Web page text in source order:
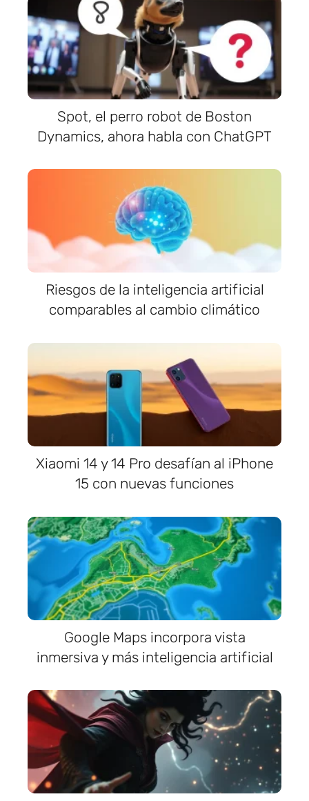
Spot, el perro robot de Boston
Dynamics, ahora habla con ChatGPT
Riesgos de la inteligencia artificial
comparables al cambio climático
Xiaomi 14 y 14 Pro desafían al iPhone
15 con nuevas funciones
Google Maps incorpora vista
inmersiva y más inteligencia artificial